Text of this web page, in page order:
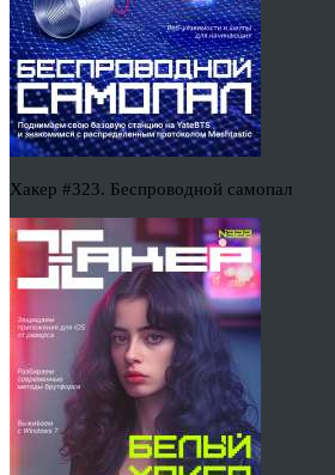
Хакер #323. Беспроводной самопал